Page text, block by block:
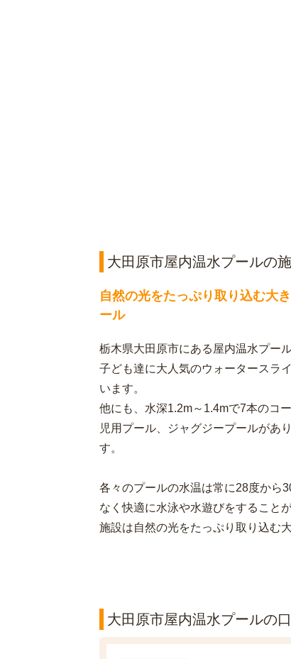
大田原市屋内温水プールの
自然の光をたっぷり取り込む大
ール
栃木県大田原市にある屋内温水プール
子ども達に大人気のウォータースラ
います。
他にも、水深1.2m～1.4mで7本のコ
児用プール、ジャグジープールがあ
す。
各々のプールの水温は常に28度から
なく快適に水泳や水遊びをすることが
施設は自然の光をたっぷり取り込む
大田原市屋内温水プールの